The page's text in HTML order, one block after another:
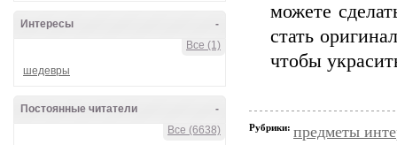
-
Интересы
Все (1)
шедевры
-
Постоянные читатели
Все (6638)
можете
стать
чтобы
Рубрики: предметы